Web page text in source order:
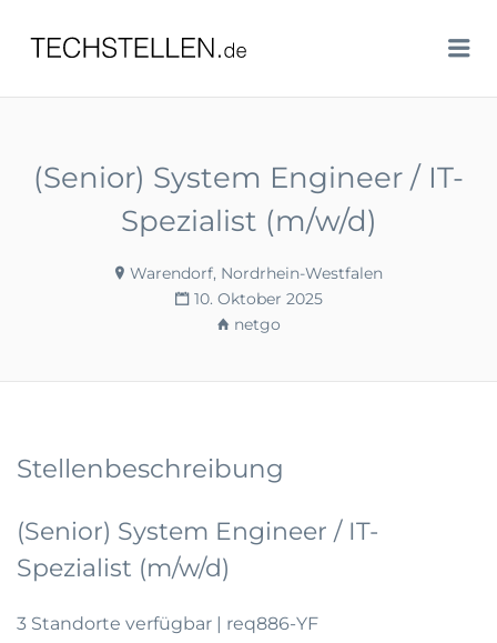
TECHSTELLEN.DE
(Senior) System Engineer / IT-
Spezialist (m/w/d)
Warendorf, Nordrhein-Westfalen
10. Oktober 2025
netgo
Stellenbeschreibung
(Senior) System Engineer / IT-
Spezialist (m/w/d)
3 Standorte verfügbar | req886-YF